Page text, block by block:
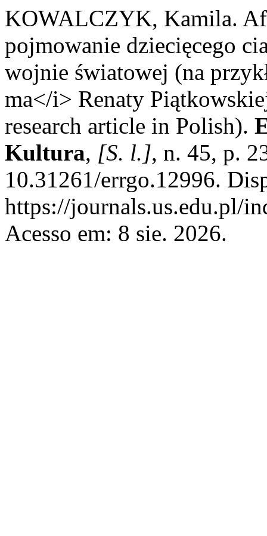
KOWALCZYK, Kamila.
pojmowanie dziecięcego
wojnie światowej (na
ma</i> Renaty
research article in Polish).
Kultura, [S. l.], n. 45, p.
10.31261/errgo.12996.
https://journals.us.edu.pl/
Acesso em: 8 sie. 2026.